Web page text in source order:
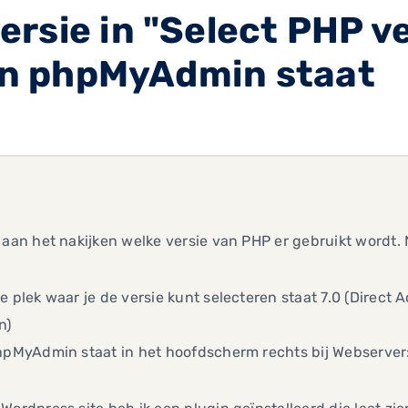
in "Select PHP
phpMyAdmin staat
het nakijken welke versie van PHP er gebruikt
plek waar je de versie kunt selecteren staat 7.0 (Direct
staat in het hoofdscherm rechts bij